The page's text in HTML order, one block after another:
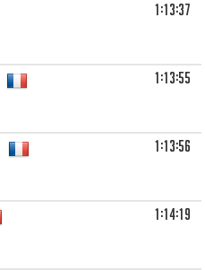
1:13:37
1:13:55
1:13:56
1:14:19